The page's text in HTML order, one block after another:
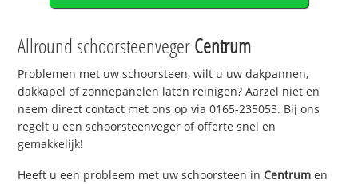
Allround schoorsteenvegerCentrum
Problemen met uw schoorsteen, wilt u uw dakpannen,
dakkapel of zonnepanelen laten reinigen? Aarzel niet en
neem direct contact met ons op via 0165-235053. Bij ons
regelt u een schoorsteenveger of offerte snel en
gemakkelijk!
Heeft u een probleem met uw schoorsteen inCentrum en